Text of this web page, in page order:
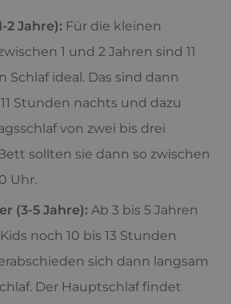
2 Jahre): Für die kleinen
1 und 2 Jahren sind 11
Schlaf ideal. Das sind dann
Stunden nachts und dazu
von zwei bis drei
sollten sie dann so zwischen
Uhr.
(3-5 Jahre): Ab 3 bis 5 Jahren
noch 10 bis 13 Stunden
sich dann langsam
Der Hauptschlaf findet